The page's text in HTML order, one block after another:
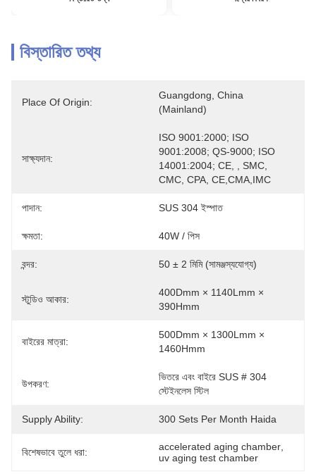
বিস্তারিত তথ্য
Place Of Origin:
Guangdong, China
(Mainland)
সাক্ষ্যদান:
ISO 9001:2000; ISO
9001:2008; QS-9000; ISO
14001:2004; CE, , SMC,
CMC, CPA, CE,CMA,IMC
পাদান: SUS 304 ইস্পাত
ক্ষমতা: 40W / পিস
বন্দর: 50 ± 2 মিমি (সামঞ্জস্যযোগ্য)
স্টুডিও আকার:
400Dmm × 1140Lmm ×
390Hmm
বাইরের মাত্রা:
500Dmm × 1300Lmm ×
1460Hmm
উপকরণ:
ভিতরে এবং বাইরে SUS # 304
স্টেইনলেস স্টিল
Supply Ability: 300 Sets Per Month Haida
বিশেষভাবে তুলে ধরা: accelerated aging chamber
uv aging test chamber